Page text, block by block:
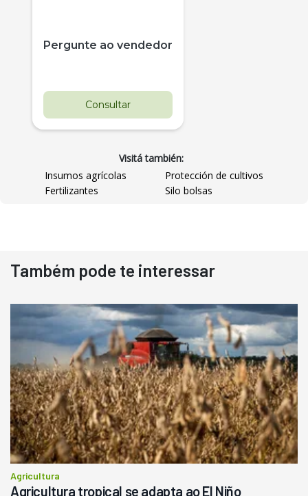
Pergunte ao vendedor
Consultar
Pá Carregadeira Cat 966
Ano 1987
R$ 145.000
Consultar
Visitá también:
Insumos agrícolas
Protección de cultivos
Fertilizantes
Silo bolsas
Também pode te interessar
Agricultura
Agricultura tropical se adapta ao El Niño